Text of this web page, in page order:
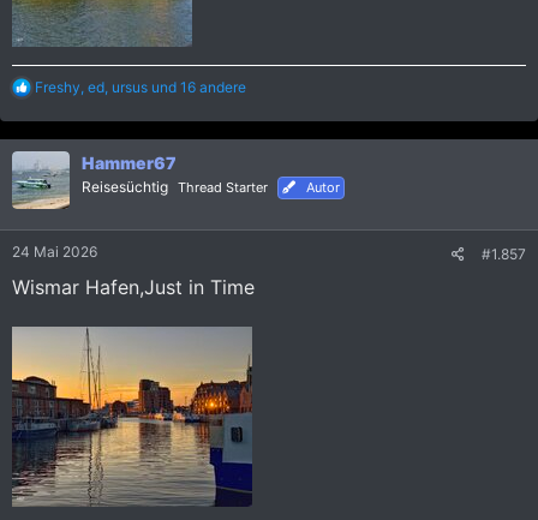
R
a
k
t
i
o
n
Freshy ed ursus und 16 andere
Hammer67
Reisesüchtig Thread Starter Autor
24 Mai 2026 #1.857
Wismar Hafen,Just in Time